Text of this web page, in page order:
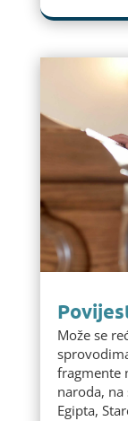
Može se
fragmente
naroda,
Egipta,